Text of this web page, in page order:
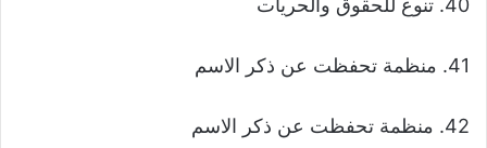
40. تنوع للحقوق والحريات
41. منظمة تحفظت عن ذكر الاسم
42. منظمة تحفظت عن ذكر الاسم